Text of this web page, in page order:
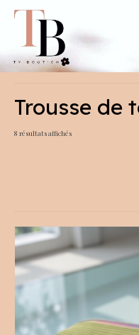
Trousse de
8 résultats affichésTrié